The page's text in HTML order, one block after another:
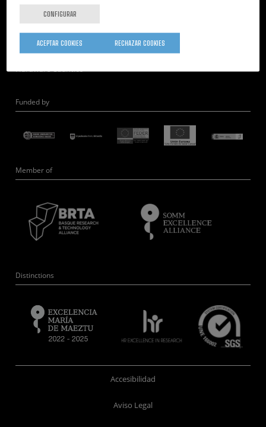
Teoría
Nanomateriales
Microscopía de Detección Cuántica
Nanoingeniería
Hardware Cuántico
Funded by
Member of
Distinctions
Accesibilidad
Aviso Legal
CONFIGURAR
RECHAZAR COOKIES
ACEPTAR COOKIES